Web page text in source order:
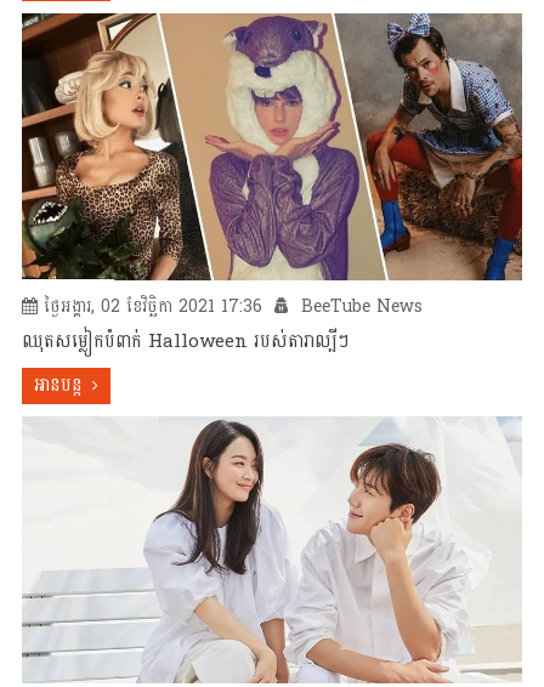
ថ្ងៃអង្គារ, 02 ខែវិច្ឆិកា 2021 17:36 BeeTube News
ឈុតសម្លៀកបំពាក់ Halloween របស់តារាល្បីៗ
អានបន្ត